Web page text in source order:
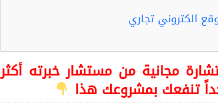
الكتروني تجاري
مجانية من مستشار خبرته أكثر